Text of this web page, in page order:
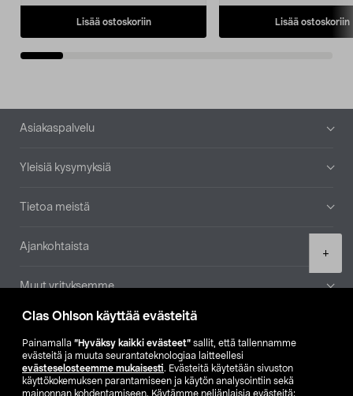
Clas Ohlson käyttää evästeitä
Painamalla ”Hyväksy kaikki evästeet” sallit, että tallennamme
evästeitä ja muuta seurantateknologiaa laitteellesi
evästeselosteemme mukaisesti. Evästeitä käytetään sivuston
käyttökokemuksen parantamiseen ja käytön analysointiin sekä
mainonnan kohdentamiseen. Käytämme neljänlaisia evästeitä:
+
Lisää ostoskoriin Lisää ostoskoriin
Alatunniste
Asiakaspalvelu
Yleisiä kysymyksiä
Tietoa meistä
Ajankohtaista
Muut yrityksemme
Etsi myymälä
SE NO FI
FI SV